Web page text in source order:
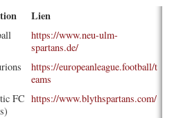
Lien
https://www.neu-ulm-
spartans.de/
https://europeanleague.football/t
eams
FC https://www.blythspartans.com/